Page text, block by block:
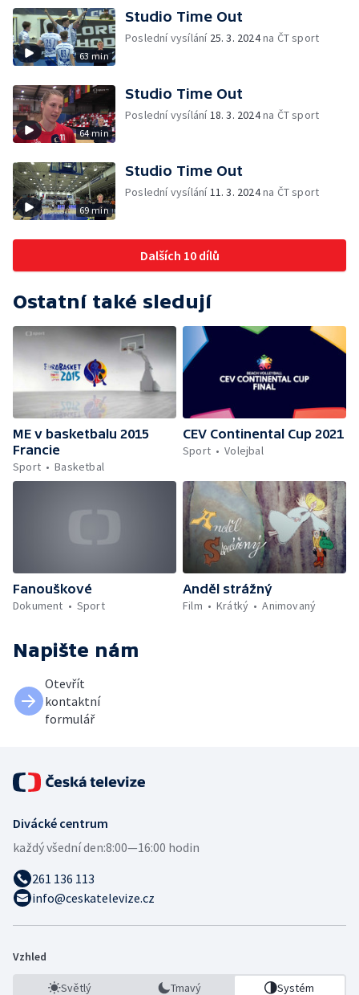
63 min
Studio Time Out
Poslední vysílání 25. 3. 2024na ČT sport
64 min
Studio Time Out
Poslední vysílání18. 3. 2024na ČT sport
69 min
Studio Time Out
Poslední vysílání11. 3. 2024na ČT sport
Dalších 10 dílů
Ostatní také sledují
ME v basketbalu 2015
Francie
Sport
Basketbal
CEV Continental Cup 2021
Sport
Volejbal
Fanouškové
Dokument
Sport
Anděl strážný
Film
Krátký Animovaný
Napište nám
Otevřít
kontaktní
formulář
Divácké centrum
každý všední den:8:00—16:00 hodin
261 136 113
info@ceskatelevize.cz
Vzhled
Světlý Tmavý Systém